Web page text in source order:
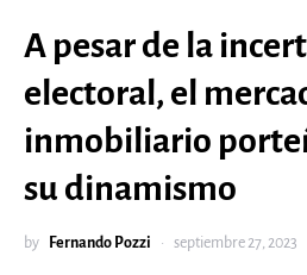
A pesar de la
electoral, el
inmobiliario
su dinamismo
by Fernando Pozzi septiembre 27, 2023